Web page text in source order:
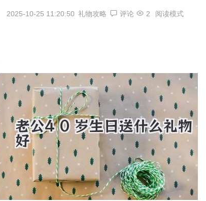
2025-10-25 11:20:50 礼物攻略 评论 2 阅读模式